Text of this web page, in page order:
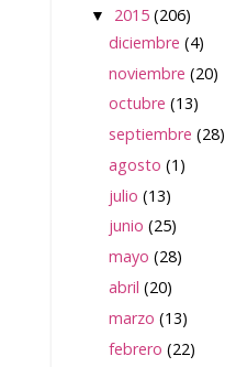
▼ 2015 (206)
diciembre(4)
noviembre(20)
octubre(13)
septiembre(28)
agosto(1)
julio(13)
junio(25)
mayo(28)
abril(20)
marzo(13)
febrero(22)